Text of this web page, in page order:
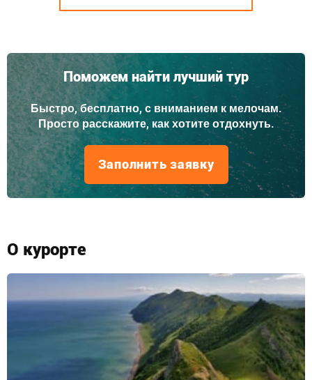
Поможем найти лучший тур
Быстро, бесплатно, с вниманием к мелочам.
Просто расскажите, как хотите отдохнуть.
Заполнить заявку
О курорте